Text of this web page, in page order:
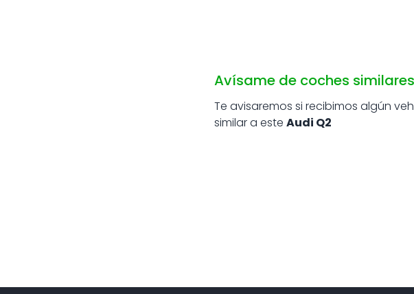
Avísame de coches similares
Te avisaremos si recibimos algún
similar a este Audi Q2